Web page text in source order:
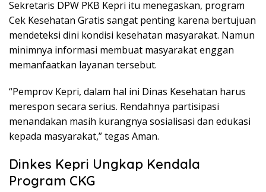
Sekretaris DPW PKB Kepri itu menegaskan, program
Cek Kesehatan Gratis sangat penting karena bertujuan
mendeteksi dini kondisi kesehatan masyarakat. Namun
minimnya informasi membuat masyarakat enggan
memanfaatkan layanan tersebut.
“Pemprov Kepri, dalam hal ini Dinas Kesehatan harus
merespon secara serius. Rendahnya partisipasi
menandakan masih kurangnya sosialisasi dan edukasi
kepada masyarakat,” tegas Aman.
Dinkes Kepri Ungkap Kendala
Program CKG